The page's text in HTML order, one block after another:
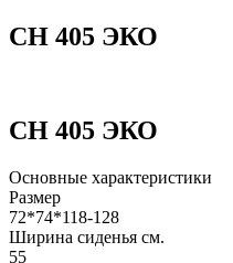
СН 405 ЭКО
СН 405 ЭКО
Основные характеристики
Размер
72*74*118-128
Ширина сиденья см.
55